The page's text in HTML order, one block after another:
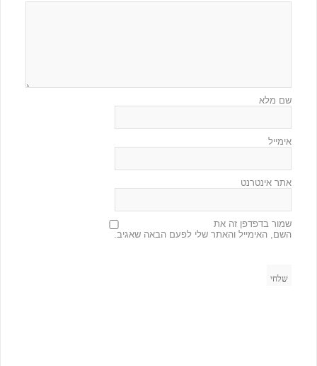
שם מלא
אימייל
אתר אינטרנט
שמור בדפדפן זה את
השם, האימייל והאתר שלי לפעם הבאה שאגיב.